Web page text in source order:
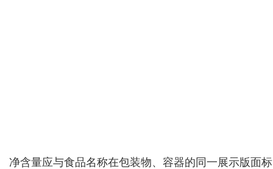
净含量应与食品名称在包装物、容器的同一展示版面标